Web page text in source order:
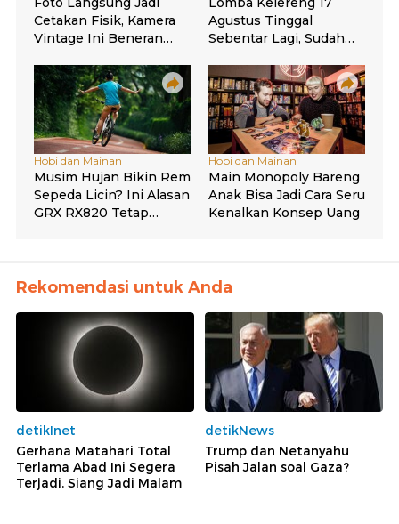
Rekomendasi untuk Anda
detikInet
Gerhana Matahari Total
Terlama Abad Ini Segera
Terjadi, Siang Jadi Malam
detikNews
Trump dan Netanyahu
Pisah Jalan soal Gaza?